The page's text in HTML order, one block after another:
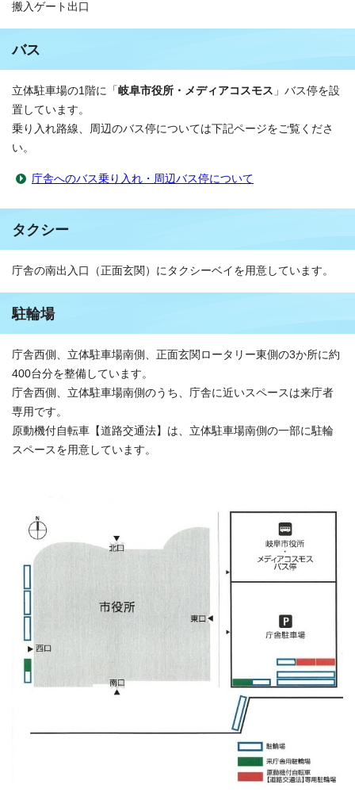
搬入ゲート出口
バス
立体駐車場の1階に「 岐阜市役所・メディアコスモス 」バス停を設
置しています。
乗り入れ路線、周辺のバス停については下記ページをご覧くださ
い。
庁舎へのバス乗り入れ・周辺バス停について
タクシー
庁舎の南出入口（正面玄関）にタクシーベイを用意しています。
駐輪場
庁舎西側、立体駐車場南側、正面玄関ロータリー東側の3か所に約
400台分を整備しています。
庁舎西側、立体駐車場南側のうち、庁舎に近いスペースは来庁者
専用です。
原動機付自転車【道路交通法】は、立体駐車場南側の一部に駐輪
スペースを用意しています。